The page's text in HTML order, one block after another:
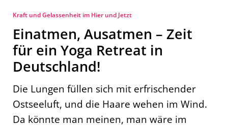
Kraft und Gelassenheit im Hier und Jetzt
Einatmen, Ausatmen – Zeit
für ein Yoga Retreat in
Deutschland!
Die Lungen füllen sich mit erfrischender
Ostseeluft, und die Haare wehen im Wind.
Da könnte man meinen, man wäre im